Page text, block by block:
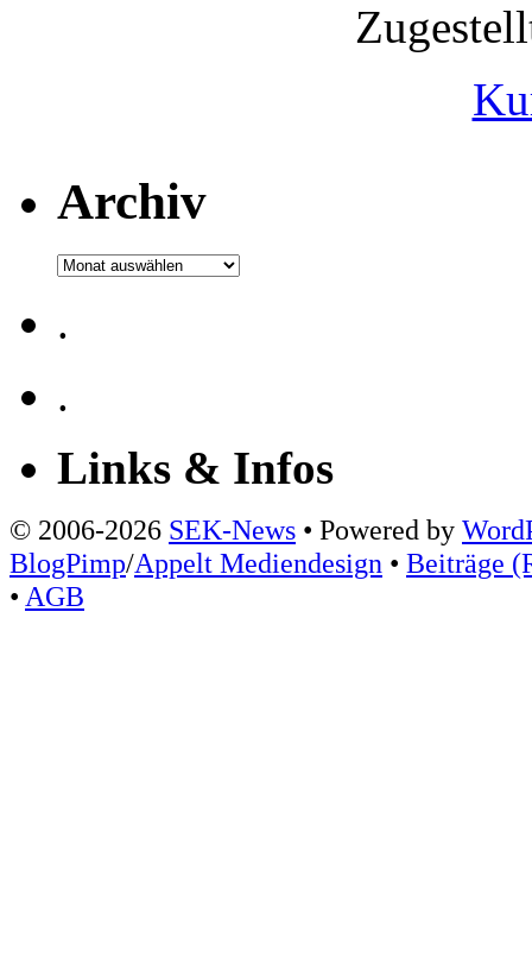
Archiv
Archiv
.
.
Links & Infos
© 2006-2026 SEK-News • Powered by
BlogPimp/Appelt Mediendesign • Beiträge
• AGB